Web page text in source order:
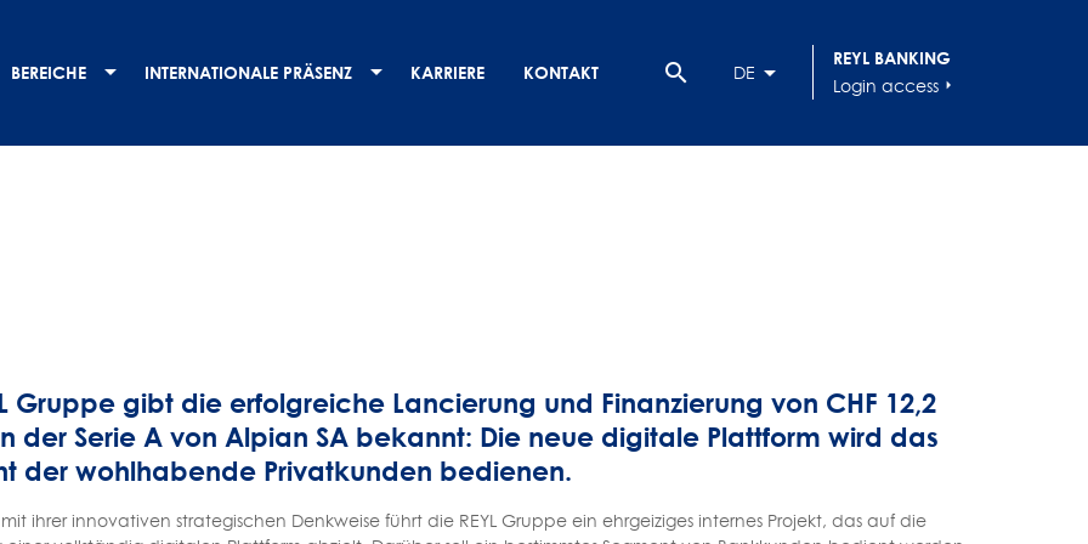
BEREICHE INTERNATIONALE PRÄSENZ KARRIERE KONTAKT search DE
REYL BANKING
Login access arrow_right
Gruppe gibt die erfolgreiche Lancierung und Finanzierung von CHF 12,2
der Serie A von Alpian SA bekannt: Die neue digitale Plattform wird das
der wohlhabende Privatkunden bedienen.
ihrer innovativen strategischen Denkweise führt die REYL Gruppe ein ehrgeiziges internes Projekt, das auf die